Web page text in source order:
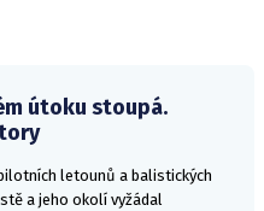
útoku stoupá.
letounů a balistických
a jeho okolí vyžádal